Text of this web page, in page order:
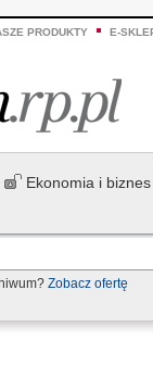
PRODUKTY E-
Ekonomia i biznes
Zobacz ofertę